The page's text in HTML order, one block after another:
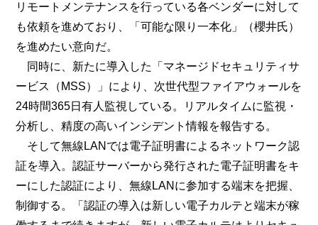
リモートメンテナンスを行っている各ベンダーに対して
も依頼を進めており、「可能な限り一本化」（櫻井氏）
を進めたい意向だ。
同時に、新たに導入した「マネージドセキュリティサ
ービス（MSS）」により、次世代型ファイアウォールを
24時間365日有人監視している。リアルタイムに監視・
分析し、精度の高いインシデント情報を報告する。
そして無線LANでは電子証明書によるネットワーク認
証を導入。認証サーバーから発行された電子証明書をキ
ーにした認証により、無線LANに参加する端末を把握、
制御する。「認証の導入は新しい電子カルテと端末が稼